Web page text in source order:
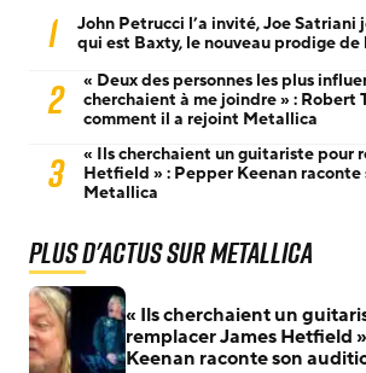
1
John Petrucci l’a invité, Joe Satriani
qui est Baxty, le nouveau prodige
2
« Deux des personnes les plus
cherchaient à me joindre » : Robert
comment il a rejoint Metallica
3
« Ils cherchaient un guitariste pour
Hetfield » : Pepper Keenan
Metallica
Plus d'actus sur Metallica
« Ils cherchaient un
remplacer James Hetfield
Keenan raconte son